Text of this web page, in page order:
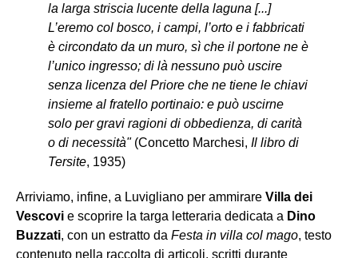
la larga striscia lucente della laguna [...]
L’eremo col bosco, i campi, l’orto e i fabbricati
è circondato da un muro, sì che il portone ne è
l’unico ingresso; di là nessuno può uscire
senza licenza del Priore che ne tiene le chiavi
insieme al fratello portinaio: e può uscirne
solo per gravi ragioni di obbedienza, di carità
o di necessità" (Concetto Marchesi, Il libro di
Tersite, 1935)
Arriviamo, infine, a Luvigliano per ammirare Villa dei
Vescovi e scoprire la targa letteraria dedicata a Dino
Buzzati, con un estratto da Festa in villa col mago, testo
contenuto nella raccolta di articoli, scritti durante